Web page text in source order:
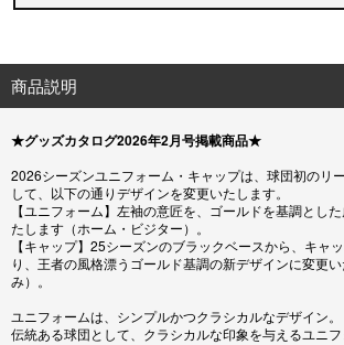
商品説明
★グッズカタログ2026年2月号掲載商品★
2026シーズンユニフォーム・キャップは、球団初のリ
して、以下の通りデザインを変更いたします。
【ユニフォーム】左袖の意匠を、ゴールドを基調とし
たします（ホーム・ビジター）。
【キャップ】25シーズンのブラックベースから、キャ
り、王者の風格漂うゴールド基調の新デザインに変更
み）。
ユニフォームは、シンプルかつクラシカルなデザイン。
伝統ある球団として、クラシカルな印象を与えるユニフ